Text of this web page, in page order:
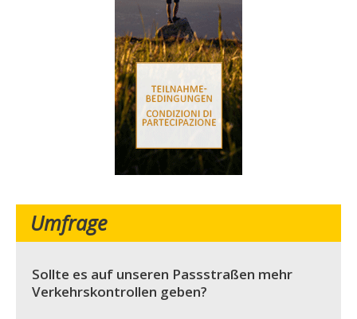
Umfrage
Sollte es auf unseren Passstraßen mehr
Verkehrskontrollen geben?